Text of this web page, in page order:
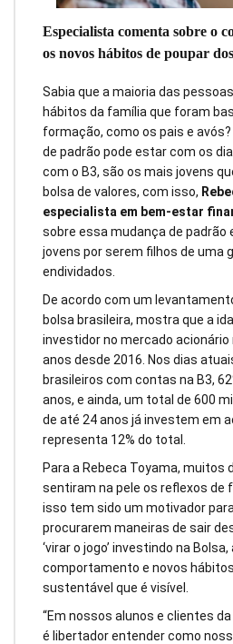
Especialista comenta sobre o
os novos hábitos de poupar
Sabia que a maioria das
hábitos da família que foram
formação, como os pais e
de padrão pode estar com os
com o B3, são os mais jovens
bolsa de valores, com isso,
especialista em bem-estar
sobre essa mudança de padrão
jovens por serem filhos de uma
endividados.
De acordo com um
bolsa brasileira, mostra que a
investidor no mercado acionário
anos desde 2016. Nos dias
brasileiros com contas na B3,
anos, e ainda, um total de 600
de até 24 anos já investem em
representa 12% do total.
Para a Rebeca Toyama, muitos
sentiram na pele os reflexos de
isso tem sido um motivador
procurarem maneiras de sair
‘virar o jogo’ investindo na
comportamento e novos
sustentável que é visível.
“Em nossos alunos e clientes
é libertador entender como